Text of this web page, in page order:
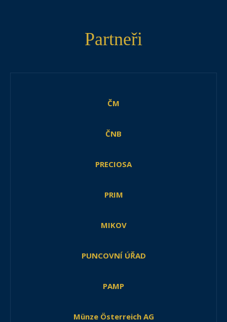
Partneři
ČM
ČNB
PRECIOSA
PRIM
MIKOV
PUNCOVNÍ ÚŘAD
PAMP
Münze Österreich AG